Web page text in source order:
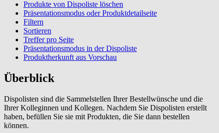
Produkte von Dispoliste löschen
Präsentationsmodus oder Produktdetailseite
Filtern
Sortieren
Treffer pro Seite
Präsentationsmodus in der Dispoliste
Produktherkunft aus Vorschau
Überblick
Dispolisten sind die Sammelstellen Ihrer Bestellwünsche und die
Ihrer Kolleginnen und Kollegen. Nachdem Sie Dispolisten erstellt
haben, befüllen Sie sie mit Produkten, die Sie dann bestellen
können.